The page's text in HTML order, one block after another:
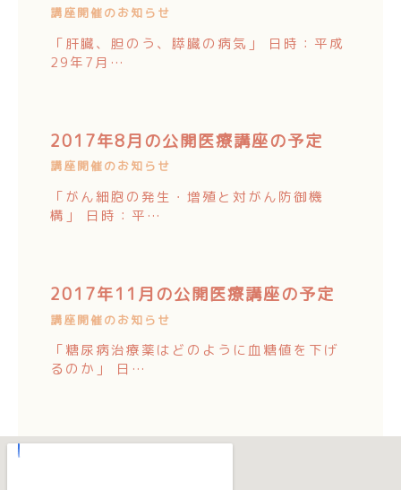
講座開催のお知らせ
「肝臓、胆のう、膵臓の病気」 日時：平成
29年7月…
2017年8月の公開医療講座の予定
講座開催のお知らせ
「がん細胞の発生・増殖と対がん防御機
構」 日時：平…
2017年11月の公開医療講座の予定
講座開催のお知らせ
「糖尿病治療薬はどのように血糖値を下げ
るのか」 日…